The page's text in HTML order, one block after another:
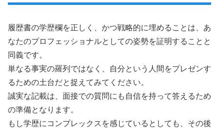
履歴書の学歴欄を正しく、かつ戦略的に埋めることは、あ
なたのプロフェッショナルとしての姿勢を証明することと
同義です。
単なる事実の羅列ではなく、自分という人間をプレゼンす
るための土台だと捉えてみてください。
誠実な記載は、面接での質問にも自信を持って答えるため
の準備となります。
もし学歴にコンプレックスを感じているとしても、その後